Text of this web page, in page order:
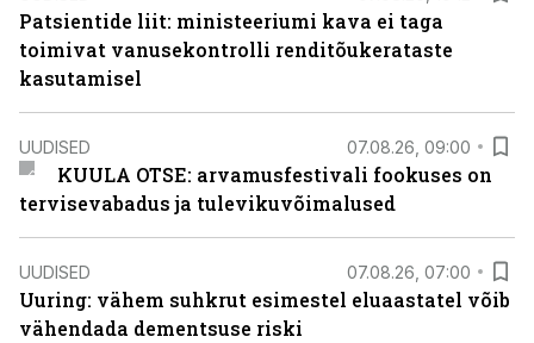
Patsientide liit: ministeeriumi kava ei taga
toimivat vanusekontrolli renditõukerataste
kasutamisel
UUDISED 07.08.26, 09:00
KUULA OTSE: arvamusfestivali fookuses on
tervisevabadus ja tulevikuvõimalused
UUDISED 07.08.26, 07:00
Uuring: vähem suhkrut esimestel eluaastatel võib
vähendada dementsuse riski